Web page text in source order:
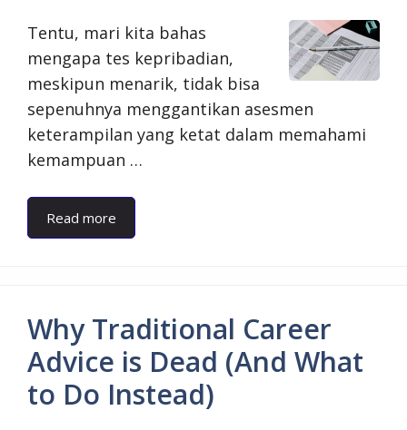
Tentu, mari kita bahas
mengapa tes kepribadian,
meskipun menarik, tidak bisa
sepenuhnya menggantikan asesmen
keterampilan yang ketat dalam memahami
kemampuan …
Read more
Why Traditional Career
Advice is Dead (And What
to Do Instead)